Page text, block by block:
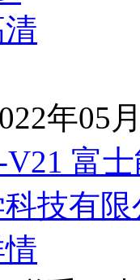
年05
V21 富
技有限